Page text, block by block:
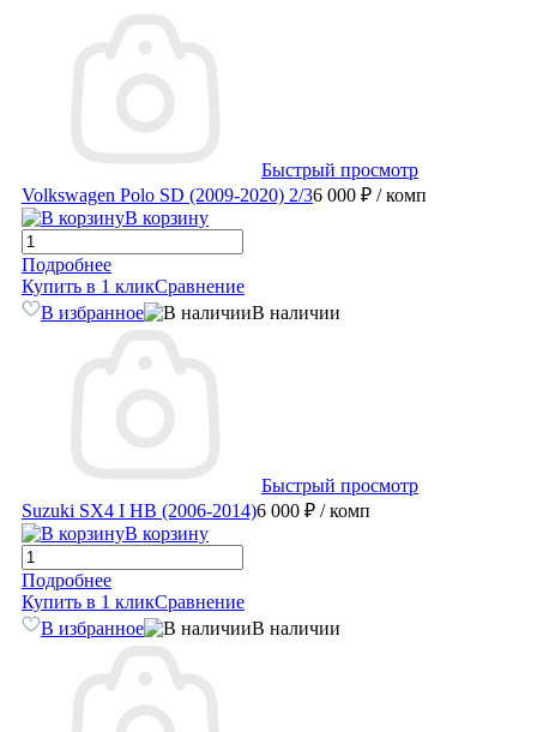
Быстрый просмотр
Volkswagen Polo SD (2009-2020) 2/36 000 ₽ / комп
В корзину
Подробнее
Купить в 1 кликСравнение
В избранное
В наличии
Быстрый просмотр
Suzuki SX4 I HB (2006-2014)6 000 ₽ / комп
В корзину
Подробнее
Купить в 1 кликСравнение
В избранное
В наличии